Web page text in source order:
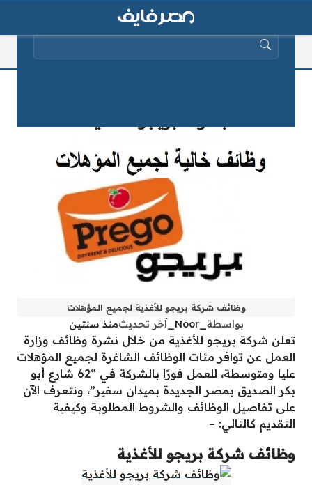
وظائف شركة بريجو للأغذية لجميع المؤهلات
بواسطة _Noor_ آخر تحديثمنذ سنتين
تعلن شركة بريجو للأغذية من خلال نشرة وظائف وزارة
العمل عن توافر مئات الوظائف الشاغرة لجميع المؤهلات
عليا ومتوسطة، للعمل فورًا بالشركة في “62 شارع أبو
بكر الصديق بمصر الجديدة بميدان سفير”، ونتعرف الآن
على تفاصيل الوظائف والشروط المطلوبة وكيفية
التقديم كالتالي: –
وظائف شركة بريجو للأغذية
البحث عن: